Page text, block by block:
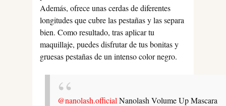
Además, ofrece unas cerdas de diferentes
longitudes que cubre las pestañas y las separa
bien. Como resultado, tras aplicar tu
maquillaje, puedes disfrutar de tus bonitas y
gruesas pestañas de un intenso color negro.
@nanolash.official Nanolash Volume Up Mascara